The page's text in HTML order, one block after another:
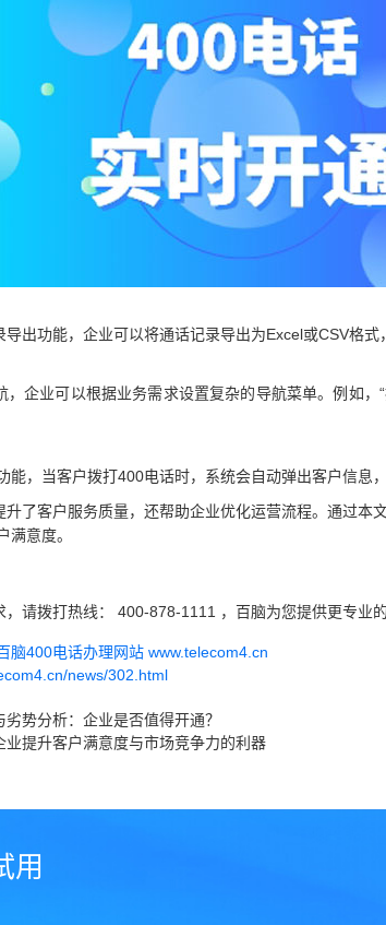
出功能，企业可以将通话记录导出为Excel或CSV格式
，企业可以根据业务需求设置复杂的导航菜单。例如
能，当客户拨打400电话时，系统会自动弹出客户信息
了客户服务质量，还帮助企业优化运营流程。通过本
满意度。
请拨打热线： 400-878-1111 ，百脑为您提供更专业
脑400电话办理网站 www.telecom4.cn
news/302.html
势分析：企业是否值得开通？
业提升客户满意度与市场竞争力的利器